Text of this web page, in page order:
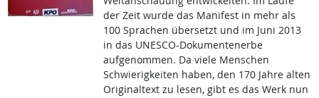
der Zeit wurde das Manifest in mehr als
100 Sprachen übersetzt und im Juni 2013
in das UNESCO-Dokumentenerbe
aufgenommen. Da viele Menschen
Schwierigkeiten haben, den 170 Jahre alten
Originaltext zu lesen, gibt es das Werk nun